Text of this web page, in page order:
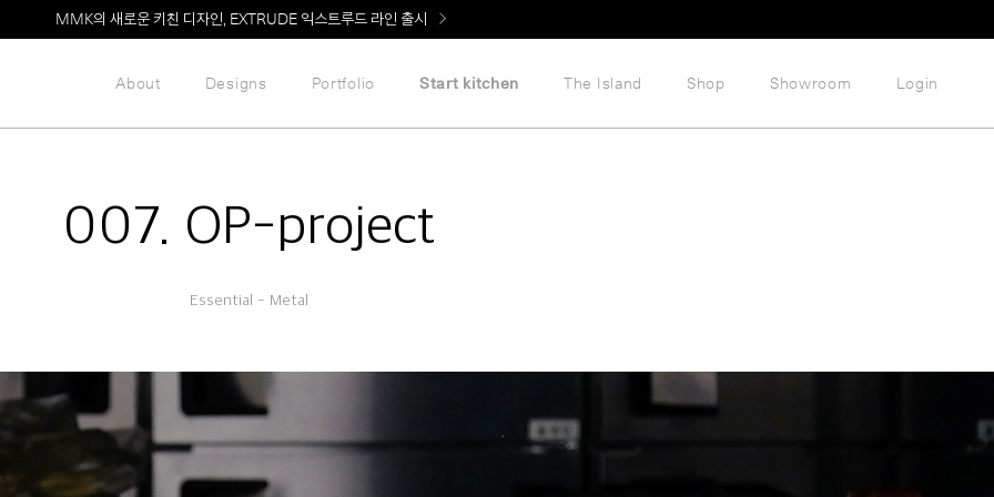
MMK의 새로운 키친 디자인, EXTRUDE 익스트루드 라인 출시
LG 가전과 MMK 키친의 만남. 지금 바로 확인해보세요.
About Designs Portfolio Start kitchen The Island Shop Showroom Login
007. OP-project
Essential - Metal